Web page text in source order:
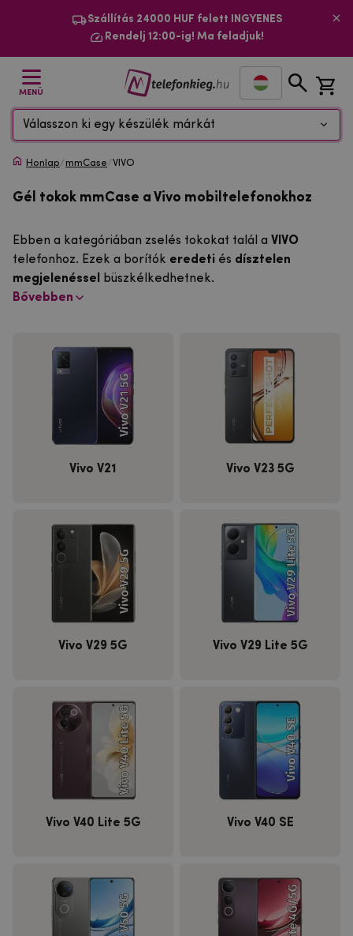
Szállítás 24000 HUF felett INGYENES
Rendelj 12:00-ig! Ma feladjuk!
MENÜ
Válasszon ki egy készülék márkát
Honlap/mmCase/VIVO
Gél tokok mmCase a Vivo mobiltelefonokhoz
Ebben a kategóriában zselés tokokat talál a VIVO
telefonhoz. Ezek a borítók eredeti és dísztelen
megjelenéssel
büszkélkedhetnek.
Bővebben
Vivo V21 Vivo V23 5G
Vivo V29 5G Vivo V29 Lite 5G
Vivo V40 Lite 5G Vivo V40 SE